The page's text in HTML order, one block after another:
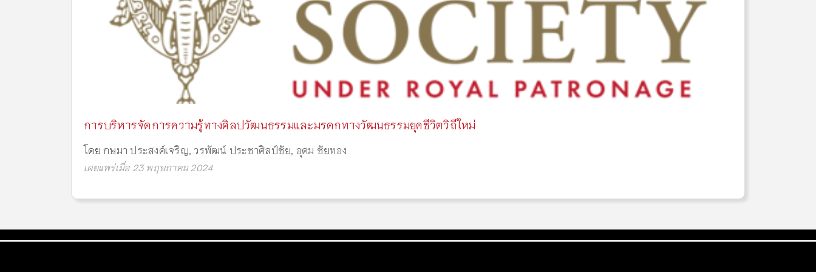
การบริหารจัดการความรู้ทางศิลปวัฒนธรรมและมรดกทางวัฒนธรรมยุคชีวิตวิถีใหม่
โดย กษมา ประสงค์เจริญ ,วรพัฒน์ ประชาศิลป์ชัย อุดม ชัยทอง
เผยแพร่เมื่อ 23 พฤษภาคม 2024